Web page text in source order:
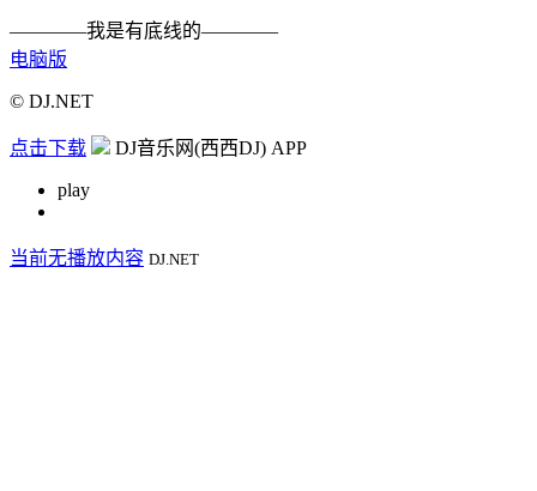
————我是有底线的————
电脑版
© DJ.NET
点击下载 DJ音乐网(西西DJ) APP
play
当前无播放内容 DJ.NET